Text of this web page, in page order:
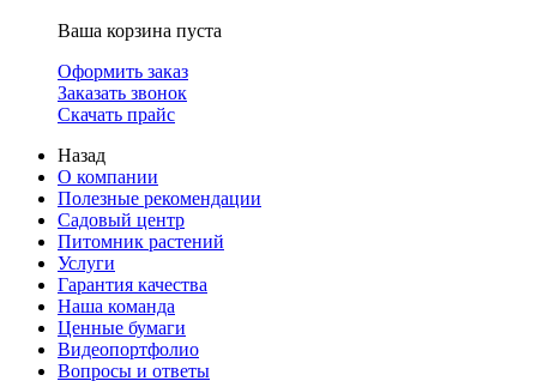
Ваша корзина пуста
Оформить заказ
Заказать звонок
Скачать прайс
Назад
О компании
Полезные рекомендации
Садовый центр
Питомник растений
Услуги
Гарантия качества
Наша команда
Ценные бумаги
Видеопортфолио
Вопросы и ответы